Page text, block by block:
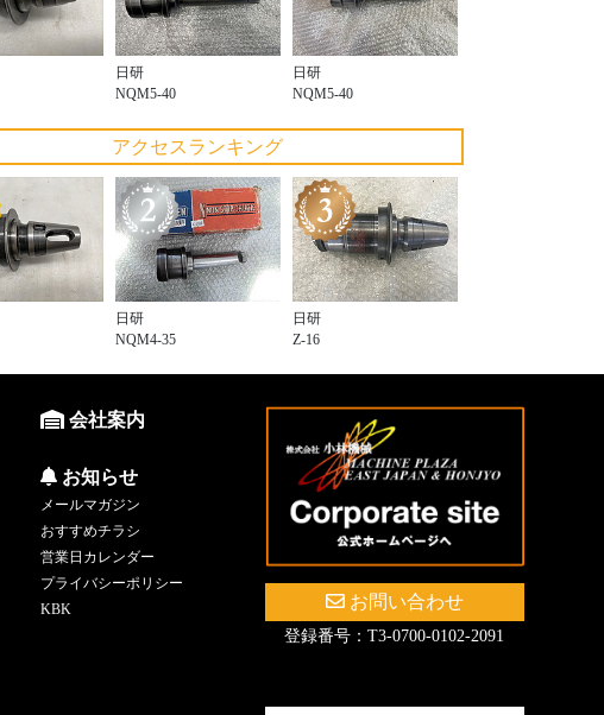
日研
NQM5-40
日研
NQM5-40
アクセスランキング
日研
NQM4-35
日研
Z-16
会社案内
お知らせ
メールマガジン
おすすめチラシ
営業日カレンダー
プライバシーポリシー
KBK
お問い合わせ
登録番号：T3-0700-0102-2091